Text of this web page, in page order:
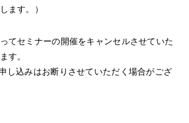
ます。）
てセミナーの開催をキャンセルさせていた
す。
し込みはお断りさせていただく場合がござ